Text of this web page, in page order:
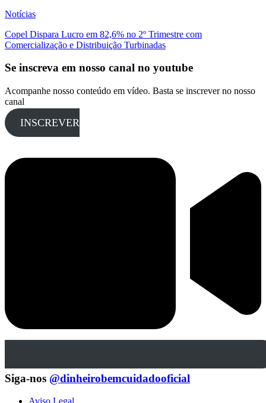
Notícias
Copel Dispara Lucro em 82,6% no 2º Trimestre com
Comercialização e Distribuição Turbinadas
Se inscreva em nosso canal no youtube
Acompanhe nosso conteúdo em vídeo. Basta se inscrever no nosso
canal
INSCREVER
Siga-nos @dinheirobemcuidadooficial